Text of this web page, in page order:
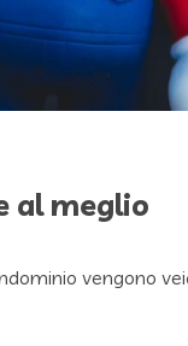
al meglio
vengono